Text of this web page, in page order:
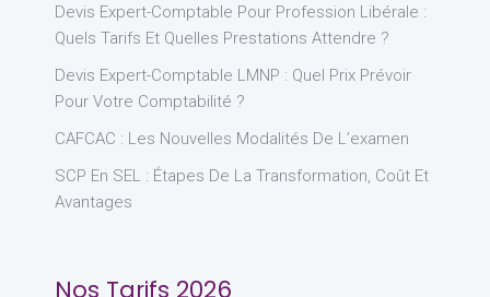
Devis Expert-Comptable Pour Profession Libérale :
Quels Tarifs Et Quelles Prestations Attendre ?
Devis Expert-Comptable LMNP : Quel Prix Prévoir
Pour Votre Comptabilité ?
CAFCAC : Les Nouvelles Modalités De L’examen
SCP En SEL : Étapes De La Transformation, Coût Et
Avantages
Nos Tarifs 2026